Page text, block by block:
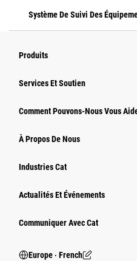
Système De Suivi Des
Produits
Services Et Soutien
Comment Pouvons-Nous Vous
À Propos De Nous
Industries Cat
Actualités Et Événements
Communiquer Avec Cat
Europe ‧ French